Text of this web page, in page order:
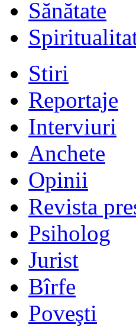
Sănătate
Stiri
Reportaje
Interviuri
Anchete
Opinii
Revista
Psiholog
Jurist
Bîrfe
Poveşti